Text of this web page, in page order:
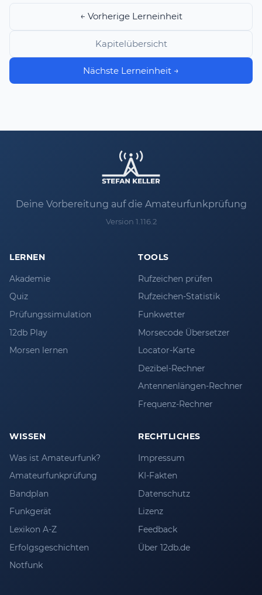
← Vorherige Lerneinheit
Kapitelübersicht
Nächste Lerneinheit →
Deine Vorbereitung auf die Amateurfunkprüfung
Version 1.116.2
LERNEN
Akademie
Quiz
Prüfungssimulation
12db Play
Morsen lernen
TOOLS
Rufzeichen prüfen
Rufzeichen-Statistik
Funkwetter
Morsecode Übersetzer
Locator-Karte
Dezibel-Rechner
Antennenlängen-Rechner
Frequenz-Rechner
WISSEN
Was ist Amateurfunk?
Amateurfunkprüfung
Bandplan
Funkgerät
Lexikon A-Z
Erfolgsgeschichten
Notfunk
RECHTLICHES
Impressum
KI-Fakten
Datenschutz
Lizenz
Feedback
Über 12db.de